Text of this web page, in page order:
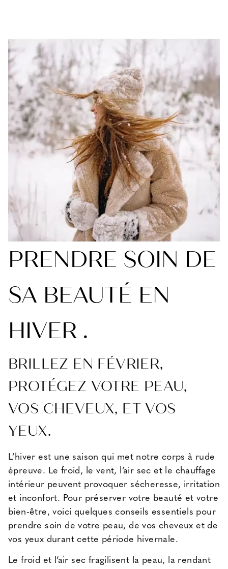
PRENDRE SOIN DE
SA BEAUTÉ EN
HIVER .
BRILLEZ EN FÉVRIER,
PROTÉGEZ VOTRE PEAU,
VOS CHEVEUX, ET VOS
YEUX.
L’hiver est une saison qui met notre corps à rude
épreuve. Le froid, le vent, l’air sec et le chauffage
intérieur peuvent provoquer sécheresse, irritation
et inconfort. Pour préserver votre beauté et votre
bien-être, voici quelques conseils essentiels pour
prendre soin de votre peau, de vos cheveux et de
vos yeux durant cette période hivernale.
Le froid et l’air sec fragilisent la peau, la rendant